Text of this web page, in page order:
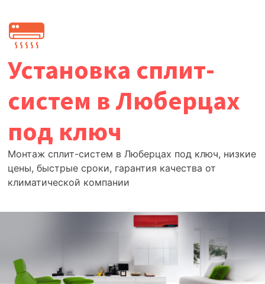
содержимому
Установка сплит-
систем в Люберцах
под ключ
Монтаж сплит-систем в Люберцах под ключ, низкие
цены, быстрые сроки, гарантия качества от
климатической компании